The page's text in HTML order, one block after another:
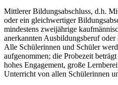
Mittlerer Bildungsabschluss, d.h.
oder ein gleichwertiger
mindestens zweijährige
anerkannten Ausbildungsberuf
Alle Schülerinnen und Schüler
aufgenommen; die Probezeit
hohes Engagement, große
Unterricht von allen Schülerinnen